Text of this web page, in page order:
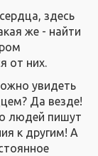
здесь
же - найти
от них.
увидеть
Да везде!
людей пишут
к другим! А